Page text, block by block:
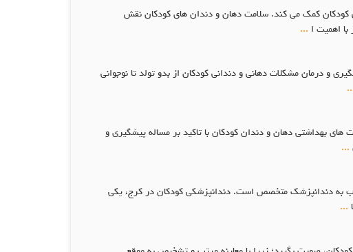
کودکان کمک می کند. سلامت دهان و دندان های کودکان نقش
اهمیت ا ...
و درمان مشکلات دهانی و دندانی کودکان از بدو تولد تا نوجوانی
بهداشتی دهان و دندان کودکان با تاکید بر مساله پیشگیری و
...
به دندانپزشک متخصص است. دندانپزشکی کودکان در کرج، یکی
...